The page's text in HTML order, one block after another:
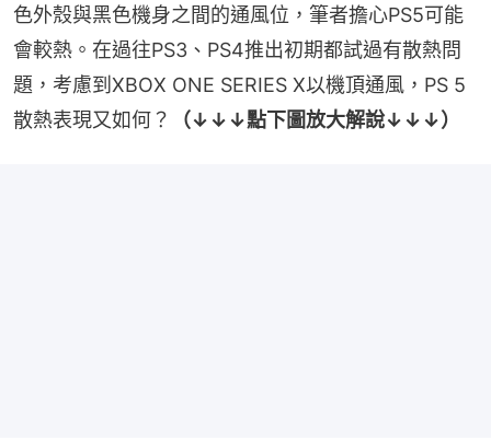
色外殼與黑色機身之間的通風位，筆者擔心PS5可能
會較熱。在過往PS3、PS4推出初期都試過有散熱問
題，考慮到XBOX ONE SERIES X以機頂通風，PS 5
散熱表現又如何？
（↓↓↓點下圖放大解說↓↓↓）